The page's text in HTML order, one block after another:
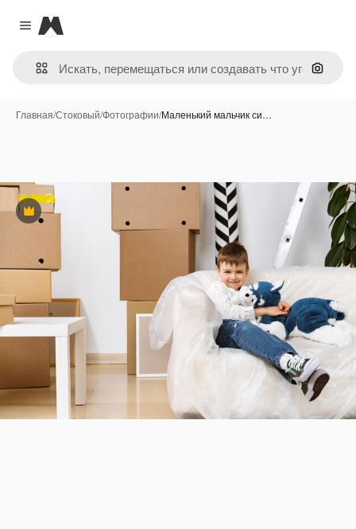
Close menu
Magnific
Поиск
Главная/Стоковый/Фотографии/Маленький мальчик си…
Премиум